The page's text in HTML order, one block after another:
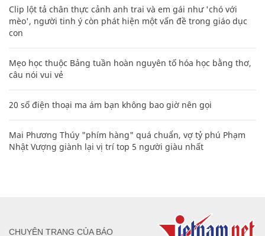
Clip lột tả chân thực cảnh anh trai và em gái như 'chó với
mèo', người tinh ý còn phát hiện một vấn đề trong giáo dục
con
Mẹo học thuộc Bảng tuần hoàn nguyên tố hóa học bằng thơ,
câu nói vui vẻ
20 số điện thoại ma ám bạn không bao giờ nên gọi
Mai Phương Thúy "phím hàng" quá chuẩn, vợ tỷ phú Phạm
Nhật Vượng giành lại vị trí top 5 người giàu nhất
CHUYÊN TRANG CỦA BÁO